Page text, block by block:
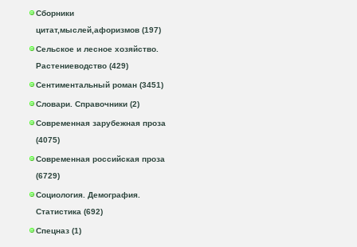
Сборники
цитат,мыслей,афоризмов (197)
Сельское и лесное хозяйство.
Растениеводство (429)
Сентиментальный роман (3451)
Словари. Справочники (2)
Современная зарубежная проза
(4075)
Современная российская проза
(6729)
Социология. Демография.
Статистика (692)
Спецназ (1)